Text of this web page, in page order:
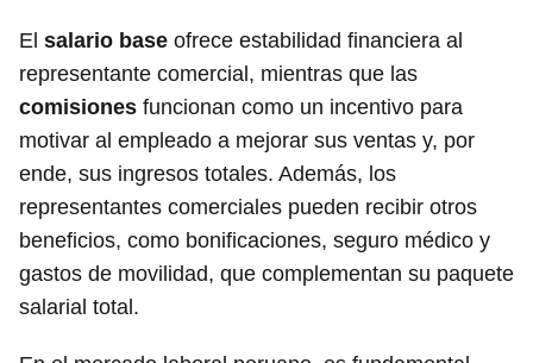
El salario base ofrece estabilidad financiera al
representante comercial, mientras que las
comisiones funcionan como un incentivo para
motivar al empleado a mejorar sus ventas y, por
ende, sus ingresos totales. Además, los
representantes comerciales pueden recibir otros
beneficios, como bonificaciones, seguro médico y
gastos de movilidad, que complementan su paquete
salarial total.